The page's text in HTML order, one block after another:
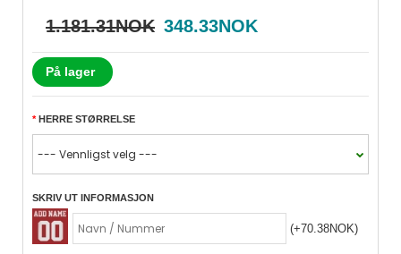
1.181.31NOK 348.33NOK
På lager
HERRE STØRRELSE
SKRIV UT INFORMASJON
(+70.38NOK)